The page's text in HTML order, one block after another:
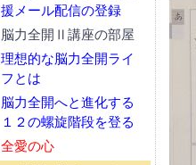
援メール配信の登録
脳力全開Ⅱ講座の部屋
理想的な脳力全開ライ
フとは
脳力全開へと進化する
１２の螺旋階段を登る
全愛の心